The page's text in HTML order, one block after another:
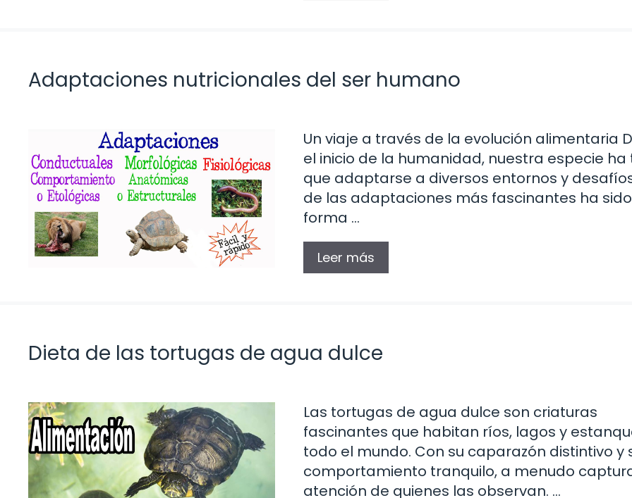
Adaptaciones nutricionales del ser humano
Un viaje a través de la evolución alimentaria
el inicio de la humanidad, nuestra especie ha
que adaptarse a diversos entornos y
de las adaptaciones más fascinantes ha
forma …
Leer más
Dieta de las tortugas de agua dulce
Las tortugas de agua dulce son criaturas
fascinantes que habitan ríos, lagos y
todo el mundo. Con su caparazón distintivo y
comportamiento tranquilo, a menudo
atención de quienes las observan. …